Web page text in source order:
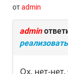
отadmin
admin
Ох, нет-